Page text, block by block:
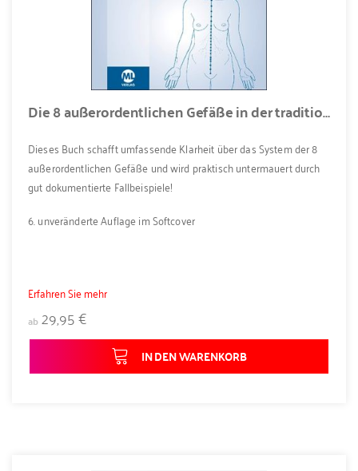
Die 8 außerordentlichen Gefäße in der traditionellen chinesischen Medizin
Dieses Buch schafft umfassende Klarheit über das System der 8
außerordentlichen Gefäße und wird praktisch untermauert durch
gut dokumentierte Fallbeispiele!
6. unveränderte Auflage im Softcover
Erfahren Sie mehr
ab29,95 €
IN DEN WARENKORB